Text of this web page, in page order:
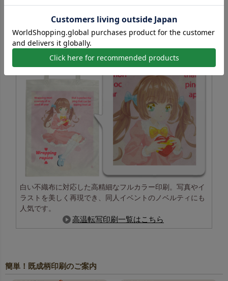
高温転写印刷の特長
白い不織布に対応した高精細なフルカラー印刷。写真やイ
ラストを美しく再現でき、同人イベントのノベルティにも
人気です。
高温転写印刷一覧はこちら
簡単！既成柄印刷のご案内